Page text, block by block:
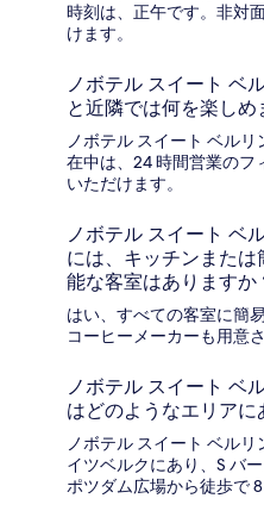
時刻は、正午です。非対
けます。
ノボテル スイート ベ
と近隣では何を楽しめ
ノボテル スイート ベル
在中は、24 時間営業のフ
いただけます。
ノボテル スイート ベ
には、キッチンまた
能な客室はありますか
はい、すべての客室に簡
コーヒーメーカーも用意
ノボテル スイート ベ
はどのようなエリアに
ノボテル スイート ベル
イツベルクにあり、S バ
ポツダム広場から徒歩で 8